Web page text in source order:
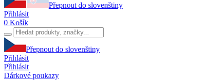
Přepnout do slovenštiny
Přihlásit
0 Košík
Přepnout do slovenštiny
Přihlásit
Přihlásit
Dárkové poukazy